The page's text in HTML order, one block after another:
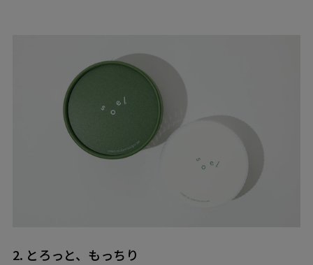
2. とろっと、もっちり